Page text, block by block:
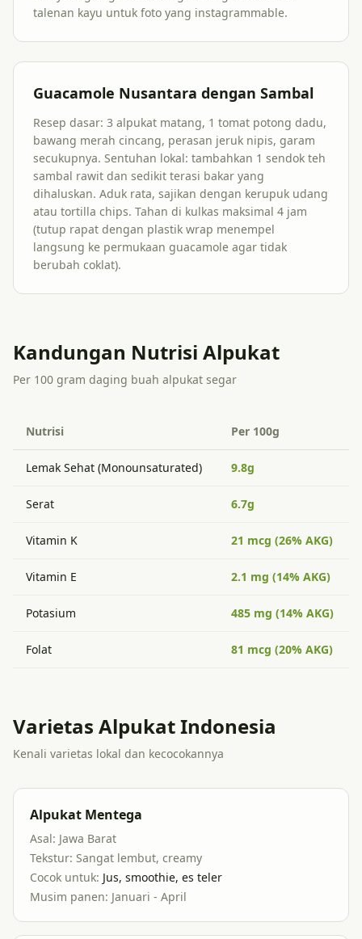
talenan kayu untuk foto yang instagrammable.
Guacamole Nusantara dengan Sambal
Resep dasar: 3 alpukat matang, 1 tomat potong dadu,
bawang merah cincang, perasan jeruk nipis, garam
secukupnya. Sentuhan lokal: tambahkan 1 sendok teh
sambal rawit dan sedikit terasi bakar yang
dihaluskan. Aduk rata, sajikan dengan kerupuk udang
atau tortilla chips. Tahan di kulkas maksimal 4 jam
(tutup rapat dengan plastik wrap menempel
langsung ke permukaan guacamole agar tidak
berubah coklat).
Kandungan Nutrisi Alpukat
Per 100 gram daging buah alpukat segar
Nutrisi Per 100g
Lemak Sehat (Monounsaturated) 9.8g
Serat 6.7g
Vitamin K 21 mcg (26% AKG)
Vitamin E 2.1 mg (14% AKG)
Potasium 485 mg (14% AKG)
Folat 81 mcg (20% AKG)
Varietas Alpukat Indonesia
Kenali varietas lokal dan kecocokannya
Alpukat Mentega
Asal: Jawa Barat
Tekstur: Sangat lembut, creamy
Cocok untuk: Jus, smoothie, es teler
Musim panen: Januari - April